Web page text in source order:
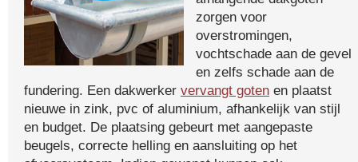
zorgen voor
overstromingen,
vochtschade aan de gevel
en zelfs schade aan de
fundering. Een dakwerker vervangt goten en plaatst
nieuwe in zink, pvc of aluminium, afhankelijk van stijl
en budget. De plaatsing gebeurt met aangepaste
beugels, correcte helling en aansluiting op het